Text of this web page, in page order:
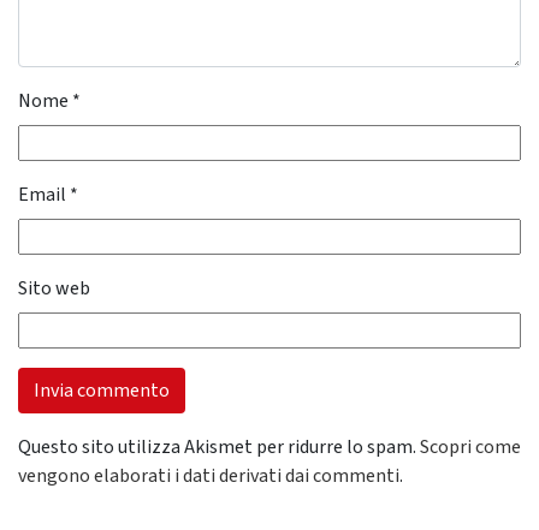
Nome *
Email *
Sito web
Questo sito utilizza Akismet per ridurre lo spam.Scopri come
vengono elaborati i dati derivati dai commenti.